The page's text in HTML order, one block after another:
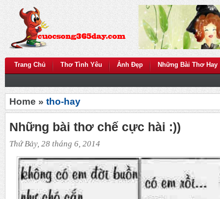
Trang Chủ Thơ Tình Yêu Ảnh Đẹp Những Bài Thơ Hay
Home » tho-hay
Những bài thơ chế cực hài :))
Thứ Bảy, 28 tháng 6, 2014